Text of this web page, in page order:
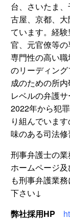
台、さいたま
古屋、京都、
ています。経
官、元官僚等
専門性の高い
のリーディン
成のための所
レベルの弁護
2022年から犯
り組んでいま
味のある司法修
刑事弁護士の
ホームページ
も刑事弁護業
下さい↓
弊社採用HP